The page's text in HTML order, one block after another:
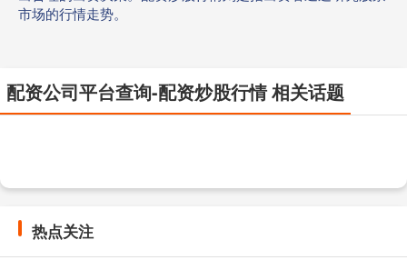
市场的行情走势。
配资公司平台查询-配资炒股行情 相关话题
热点关注